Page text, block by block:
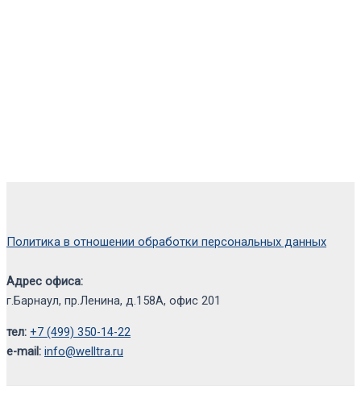
Политика в отношении обработки персональных данных
Адрес офиса:
г.Барнаул, пр.Ленина, д.158А, офис 201
тел: +7 (499) 350-14-22
e-mail: info@welltra.ru